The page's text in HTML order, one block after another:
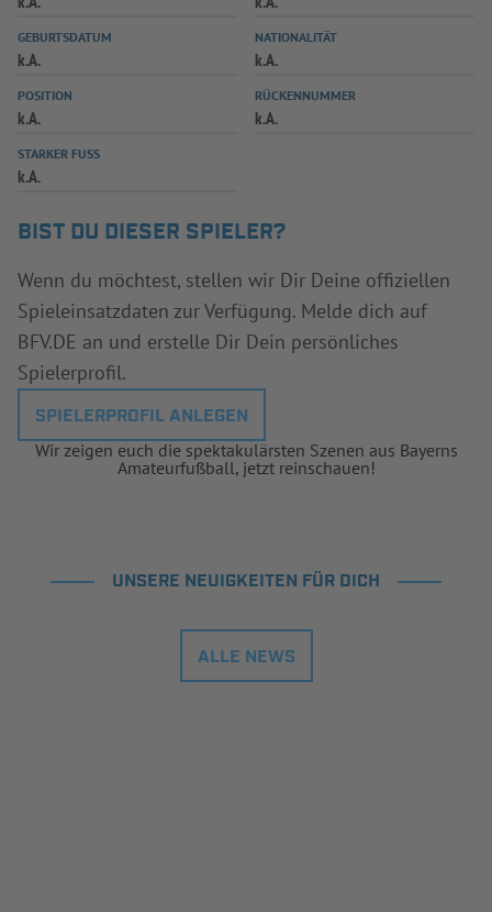
SPIELPLUS
GEBURTSDATUM
k.A.
NATIONALITÄT
k.A.
POSITION
k.A.
RÜCKENNUMMER
k.A.
STARKER FUSS
k.A.
BIST DU DIESER SPIELER?
Wenn du möchtest, stellen wir Dir Deine offiziellen
Spieleinsatzdaten zur Verfügung. Melde dich auf
BFV.DE an und erstelle Dir Dein persönliches
Spielerprofil.
SPIELERPROFIL ANLEGEN
Wir zeigen euch die spektakulärsten Szenen aus Bayerns
Amateurfußball, jetzt reinschauen!
UNSERE NEUIGKEITEN FÜR DICH
ALLE NEWS